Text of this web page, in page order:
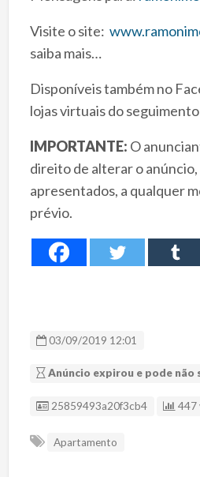
Visite o site:
saiba mais…
Disponíveis também no
lojas virtuais do
IMPORTANTE: O
direito de alterar o
apresentados, a qualquer
prévio.
03/09/2019 12:01
Anúncio expirou e pode não
ID Anúncio
25859493a20f3cb4 447
Apartamento